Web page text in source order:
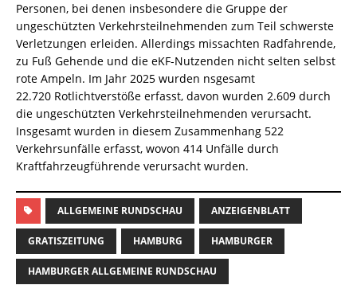
Personen, bei denen insbesondere die Gruppe der
ungeschützten Verkehrsteilnehmenden zum Teil schwerste
Verletzungen erleiden. Allerdings missachten Radfahrende,
zu Fuß Gehende und die eKF-Nutzenden nicht selten selbst
rote Ampeln. Im Jahr 2025 wurden nsgesamt
22.720 Rotlichtverstöße erfasst, davon wurden 2.609 durch
die ungeschützten Verkehrsteilnehmenden verursacht.
Insgesamt wurden in diesem Zusammenhang 522
Verkehrsunfälle erfasst, wovon 414 Unfälle durch
Kraftfahrzeugführende verursacht wurden.
ALLGEMEINE RUNDSCHAU ANZEIGENBLATT
GRATISZEITUNG HAMBURG HAMBURGER
HAMBURGER ALLGEMEINE RUNDSCHAU